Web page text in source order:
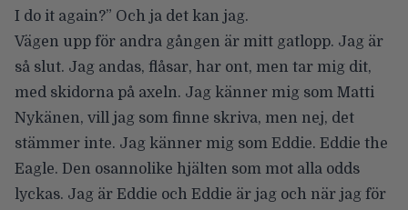
I do it again?” Och ja det kan jag.
Vägen upp för andra gången är mitt gatlopp. Jag är
så slut. Jag andas, flåsar, har ont, men tar mig dit,
med skidorna på axeln. Jag känner mig som Matti
Nykänen, vill jag som finne skriva, men nej, det
stämmer inte. Jag känner mig som Eddie. Eddie the
Eagle. Den osannolike hjälten som mot alla odds
lyckas. Jag är Eddie och Eddie är jag och när jag för